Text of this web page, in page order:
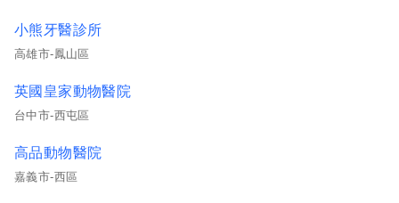
小熊牙醫診所
高雄市-鳳山區
英國皇家動物醫院
台中市-西屯區
高品動物醫院
嘉義市-西區